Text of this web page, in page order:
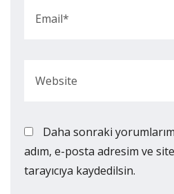
Daha sonraki
adım, e-posta adresim ve
tarayıcıya kaydedilsin.